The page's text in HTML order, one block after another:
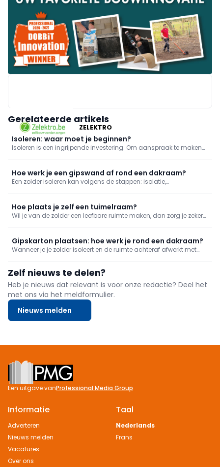
ZELEKTRO
Gerelateerde artikels
Isoleren: waar moet je beginnen?
Isoleren is een ingrijpende investering. Om aanspraak te maken
overlopen we in dit artikel.
Hoe werk je een gipswand af rond een dakraam?
Een zolder isoleren kan volgens de stappen: isolatie,
deze klus, op de afwerking van het dakvlakraam.
Hoe plaats je zelf een tuimelraam?
Wil je van de zolder een leefbare ruimte maken, dan zorg je zeker
luchtcirculatie op zolder.
Gipskarton plaatsen: hoe werk je rond een dakraam?
Wanneer je je zolder isoleert en de ruimte achteraf afwerkt met
Zelf nieuws te delen?
Heb je nieuws dat relevant is voor onze redactie? Deel het
met ons via het meldformulier.
Nieuws melden
Footer
Een uitgave vanProfessional Media Group
Informatie
Adverteren
Nieuws melden
Vacatures
Over ons
Taal
Nederlands
Frans